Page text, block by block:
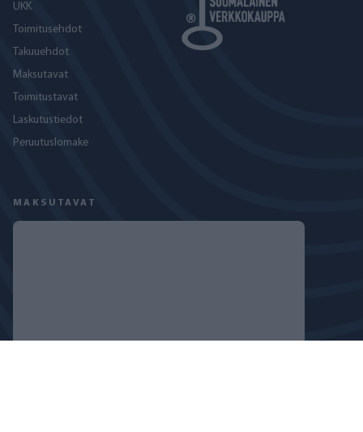
UKK
Toimitusehdot
Takuuehdot
Maksutavat
Toimitustavat
Laskutustiedot
Peruutuslomake
MAKSUTAVAT